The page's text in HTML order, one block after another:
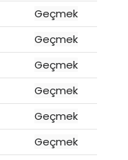
Geçmek
Geçmek
Geçmek
Geçmek
Geçmek
Geçmek